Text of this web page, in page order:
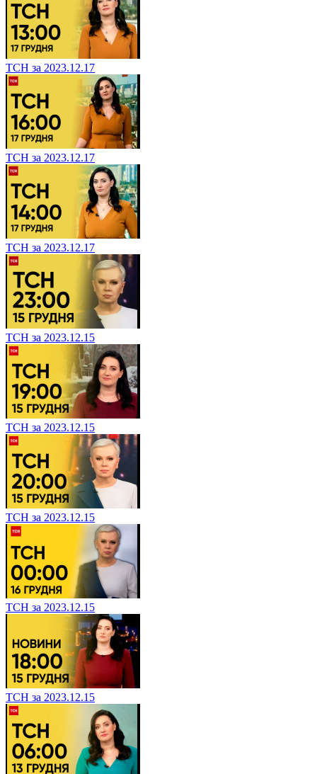
ТСН за 2023.12.17
ТСН за 2023.12.17
ТСН за 2023.12.17
ТСН за 2023.12.15
ТСН за 2023.12.15
ТСН за 2023.12.15
ТСН за 2023.12.15
ТСН за 2023.12.15